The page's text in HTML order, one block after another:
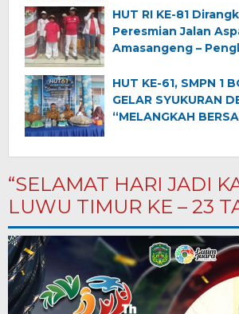
HUT RI KE-81
Peresmian Jalan
Amasangeng –
Semangat
Pembangunan”
HUT KE-61, SMPN 1
GELAR SYUKURAN
“MELANGKAH
“SELAMAT HARI JADI
LUWU TIMUR KE – 23